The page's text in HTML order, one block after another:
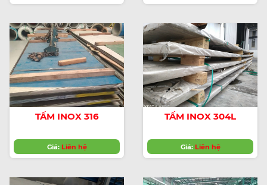
QUÓC,ĐÀI LOAN
TẤM INOX 316
Giá: Liên hệ
TẤM INOX 304L
Giá: Liên hệ